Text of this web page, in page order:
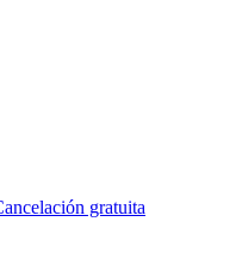
gratuita